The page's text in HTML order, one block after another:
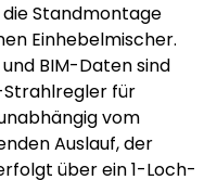
Standmontage
Einhebelmischer.
BIM-Daten sind
Strahlregler für
vom
Auslauf, der
über ein 1-Loch-